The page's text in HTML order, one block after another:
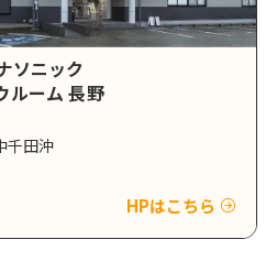
ソニック
ルーム 長野
千田沖
HPはこちら